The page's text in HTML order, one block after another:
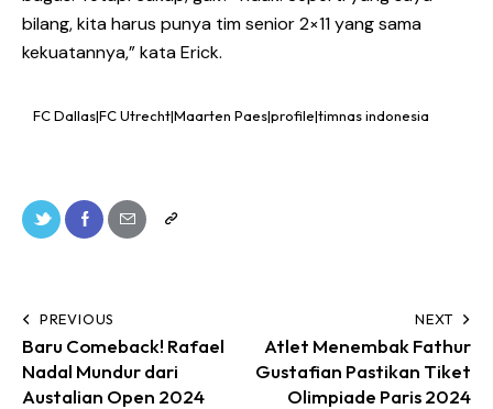
bilang, kita harus punya tim senior 2×11 yang sama
kekuatannya,” kata Erick.
FC Dallas|FC Utrecht|Maarten Paes|profile|timnas indonesia
PREVIOUS
Baru Comeback! Rafael
Nadal Mundur dari
Austalian Open 2024
NEXT
Atlet Menembak Fathur
Gustafian Pastikan Tiket
Olimpiade Paris 2024